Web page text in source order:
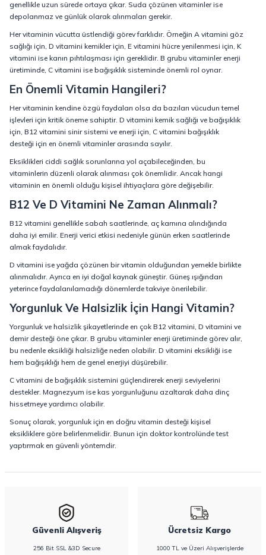
genellikle uzun sürede ortaya çıkar. Suda çözünen vitaminler ise
depolanmaz ve günlük olarak alınmaları gerekir.
Her vitaminin vücutta üstlendiği görev farklıdır. Örneğin A vitamini göz
sağlığı için, D vitamini kemikler için, E vitamini hücre yenilenmesi için, K
vitamini ise kanın pıhtılaşması için gereklidir. B grubu vitaminler enerji
üretiminde, C vitamini ise bağışıklık sisteminde önemli rol oynar.
En Önemli Vitamin Hangileri?
Her vitaminin kendine özgü faydaları olsa da bazıları vücudun temel
işlevleri için kritik öneme sahiptir. D vitamini kemik sağlığı ve bağışıklık
için, B12 vitamini sinir sistemi ve enerji için, C vitamini bağışıklık
desteği için en önemli vitaminler arasında sayılır.
Eksiklikleri ciddi sağlık sorunlarına yol açabileceğinden, bu
vitaminlerin düzenli olarak alınması çok önemlidir. Ancak hangi
vitaminin en önemli olduğu kişisel ihtiyaçlara göre değişebilir.
B12 Ve D Vitamini Ne Zaman Alınmalı?
B12 vitamini genellikle sabah saatlerinde, aç karnına alındığında
daha iyi emilir. Enerji verici etkisi nedeniyle günün erken saatlerinde
almak faydalıdır.
D vitamini ise yağda çözünen bir vitamin olduğundan yemekle birlikte
alınmalıdır. Ayrıca en iyi doğal kaynak güneştir. Güneş ışığından
yeterince faydalanılamadığı dönemlerde takviye önerilebilir.
Yorgunluk Ve Halsizlik İçin Hangi Vitamin?
Yorgunluk ve halsizlik şikayetlerinde en çok B12 vitamini, D vitamini ve
demir desteği öne çıkar. B grubu vitaminler enerji üretiminde görev alır,
bu nedenle eksikliği halsizliğe neden olabilir. D vitamini eksikliği ise
hem bağışıklığı hem de genel enerjiyi düşürebilir.
C vitamini de bağışıklık sistemini güçlendirerek enerji seviyelerini
destekler. Magnezyum ise kas yorgunluğunu azaltarak daha dinç
hissetmeye yardımcı olabilir.
Sonuç olarak, yorgunluk için en doğru vitamin desteği kişisel
eksikliklere göre belirlenmelidir. Bunun için doktor kontrolünde test
yaptırmak en güvenli yöntemdir.
Güvenli Alışveriş
256 Bit SSL &3D Secure
Ücretsiz Kargo
1000 TL ve Üzeri Alışverişlerde